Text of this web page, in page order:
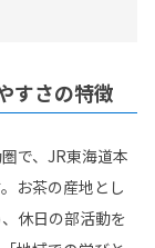
すさの特徴
で、JR東海道本
お茶の産地とし
休日の部活動を